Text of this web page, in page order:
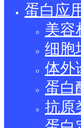
蛋白应
美容
细胞
体外
蛋白
抗原